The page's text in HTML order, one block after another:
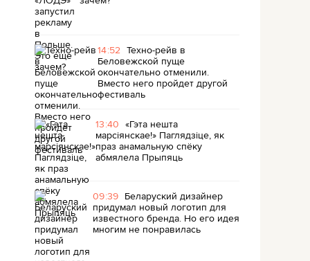
14:52 Техно-рейв в
Беловежской пуще
окончательно отменили.
Вместо него пройдет другой
фестиваль
13:40 «Гэта нешта
марсіянскае!» Паглядзіце, як
праз анамальную спёку
абмялела Прыпяць
09:39 Беларуский дизайнер
придумал новый логотип для
известного бренда. Но его идея
многим не понравилась